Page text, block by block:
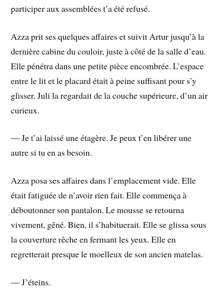
participer aux assemblées t’a été refusé.
Azza prit ses quelques affaires et suivit Artur jusqu’à la
dernière cabine du couloir, juste à côté de la salle d’eau.
Elle pénétra dans une petite pièce encombrée. L’espace
entre le lit et le placard était à peine suffisant pour s’y
glisser. Juli la regardait de la couche supérieure, d’un air
curieux.
― Je t’ai laissé une étagère. Je peux t’en libérer une
autre si tu en as besoin.
Azza posa ses affaires dans l’emplacement vide. Elle
était fatiguée de n’avoir rien fait. Elle commença à
déboutonner son pantalon. Le mousse se retourna
vivement, gêné. Bien, il s’habituerait. Elle se glissa sous
la couverture rêche en fermant les yeux. Elle en
regretterait presque le moelleux de son ancien matelas.
― J’éteins.